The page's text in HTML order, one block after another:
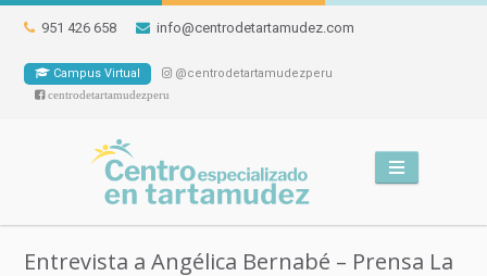
951 426 658 info@centrodetartamudez.com
Campus Virtual @centrodetartamudezperu
centrodetartamudezperu
Entrevista a Angélica Bernabé – Prensa La